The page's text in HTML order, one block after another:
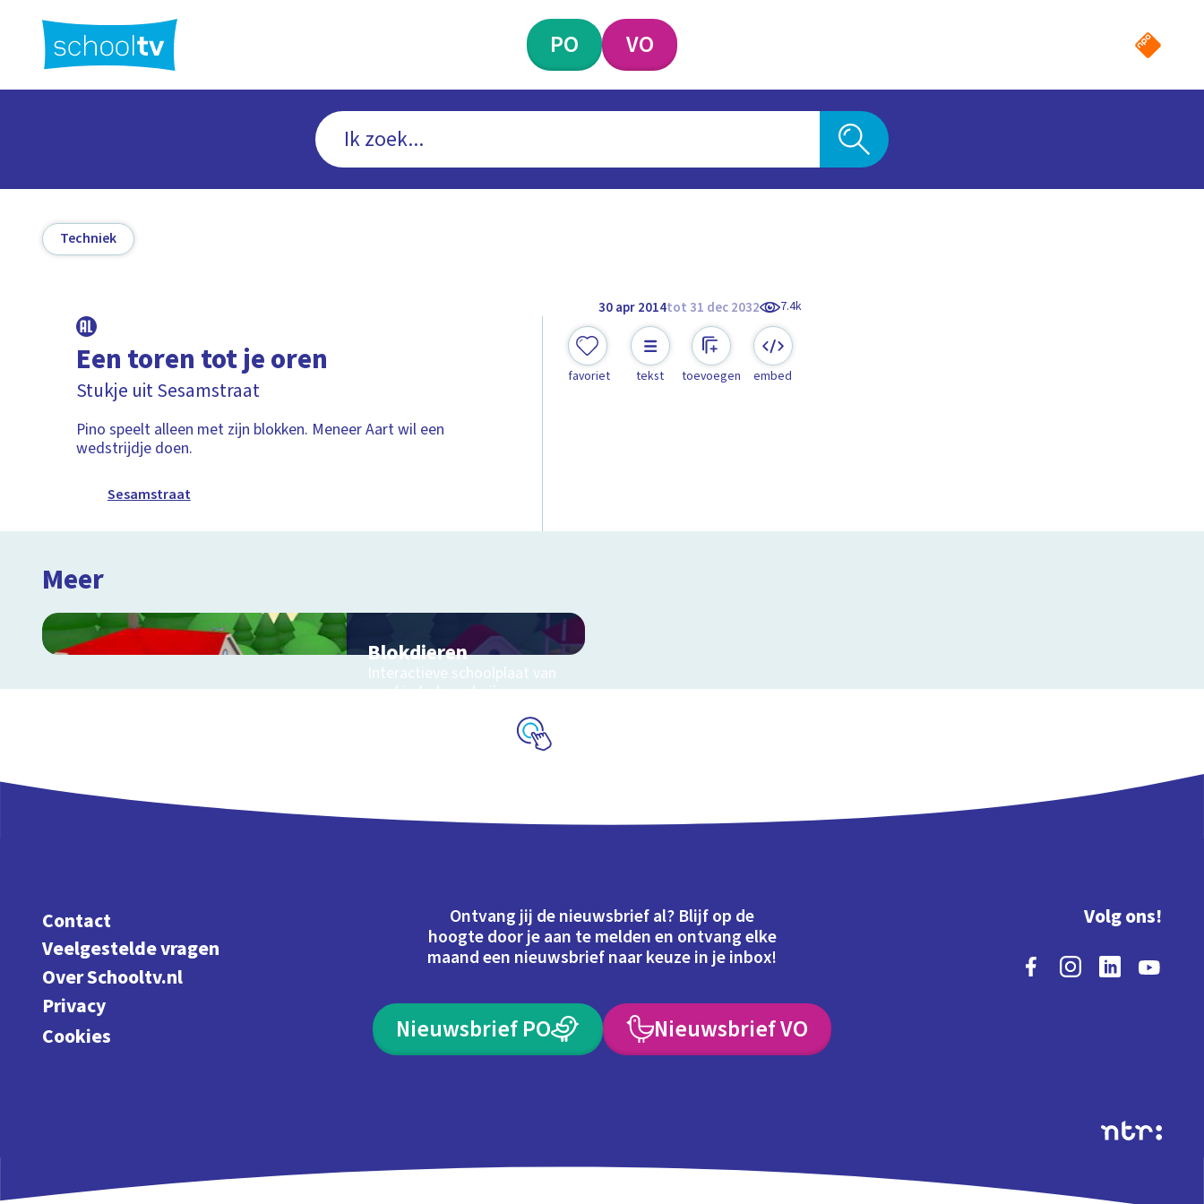
hoofdinhoud
PO VO
Techniek
30 apr 2014tot 31 dec 2032 7.4k
Een toren tot je oren
Stukje uit Sesamstraat
Pino speelt alleen met zijn blokken. Meneer Aart wil een
wedstrijdje doen.
Sesamstraat
favoriet tekst toevoegen embed
Meer
Blokdieren
Interactieve schoolplaat van
een kinderboerderij
Contact
Veelgestelde vragen
Over Schooltv.nl
Privacy
Cookies
Ontvang jij de nieuwsbrief al? Blijf op de
hoogte door je aan te melden en ontvang elke
maand een nieuwsbrief naar keuze in je inbox!
Nieuwsbrief PO Nieuwsbrief VO
Volg ons!